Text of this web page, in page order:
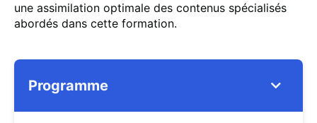
une assimilation optimale des contenus spécialisés
abordés dans cette formation.
Programme